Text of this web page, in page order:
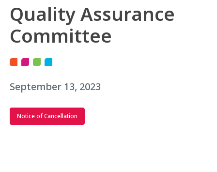
Quality Assurance
Committee
September 13, 2023
Notice of Cancellation